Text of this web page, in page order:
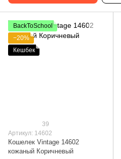
BackToSchool
−20%
Кешбек
39
Артикул: 14602
Кошелек Vintage 14602
кожаный Коричневый